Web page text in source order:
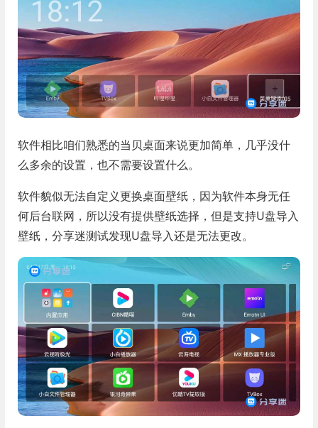
软件相比咱们熟悉的当贝桌面来说更加简单，几乎没什
么多余的设置，也不需要设置什么。
软件貌似无法自定义更换桌面壁纸，因为软件本身无任
何后台联网，所以没有提供壁纸选择，但是支持U盘导入
壁纸，分享迷测试发现U盘导入还是无法更改。